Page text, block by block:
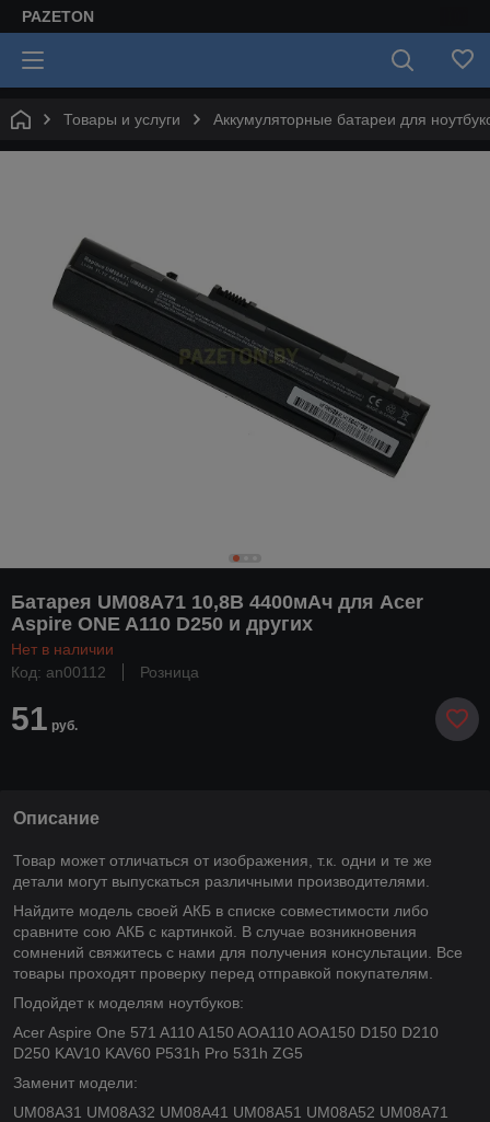
PAZETON
Товары и услуги Аккумуляторные батареи для
Батарея UM08A71 10,8В 4400мАч для Acer
Aspire ONE A110 D250 и других
Нет в наличии
Код: an00112
Розница
51 руб.
Описание
Товар может отличаться от изображения, т.к. одни и те же
детали могут выпускаться различными производителями.
Найдите модель своей АКБ в списке совместимости либо
сравните сою АКБ с картинкой. В случае возникновения
сомнений свяжитесь с нами для получения консультации. Все
товары проходят проверку перед отправкой покупателям.
Подойдет к моделям ноутбуков:
Acer Aspire One 571 A110 A150 AOA110 AOA150 D150 D210
D250 KAV10 KAV60 P531h Pro 531h ZG5
Заменит модели:
UM08A31 UM08A32 UM08A41 UM08A51 UM08A52 UM08A71